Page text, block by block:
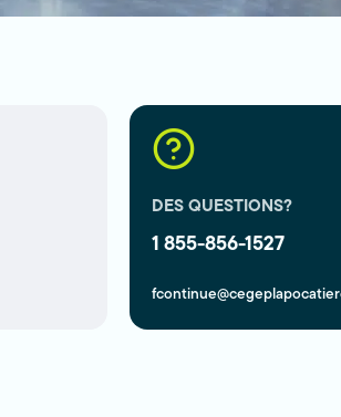
DES QUESTIONS?
1 855-856-1527